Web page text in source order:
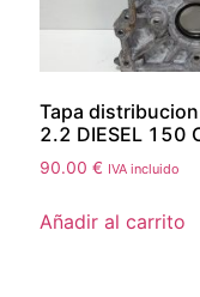
Tapa
2.2 DIESEL 150
90.00€ IVA incluido
Añadir al carrito